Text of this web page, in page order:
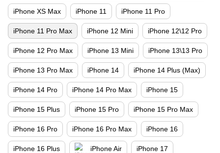
iPhone XS Max iPhone 11 iPhone 11 Pro
iPhone 11 Pro Max iPhone 12 Mini iPhone 12\12 Pro
iPhone 12 Pro Max iPhone 13 Mini iPhone 13\13 Pro
iPhone 13 Pro Max iPhone 14 iPhone 14 Plus (Max)
iPhone 14 Pro iPhone 14 Pro Max iPhone 15
iPhone 15 Plus iPhone 15 Pro iPhone 15 Pro Max
iPhone 16 Pro iPhone 16 Pro Max iPhone 16
iPhone 16 Plus iPhone Air iPhone 17